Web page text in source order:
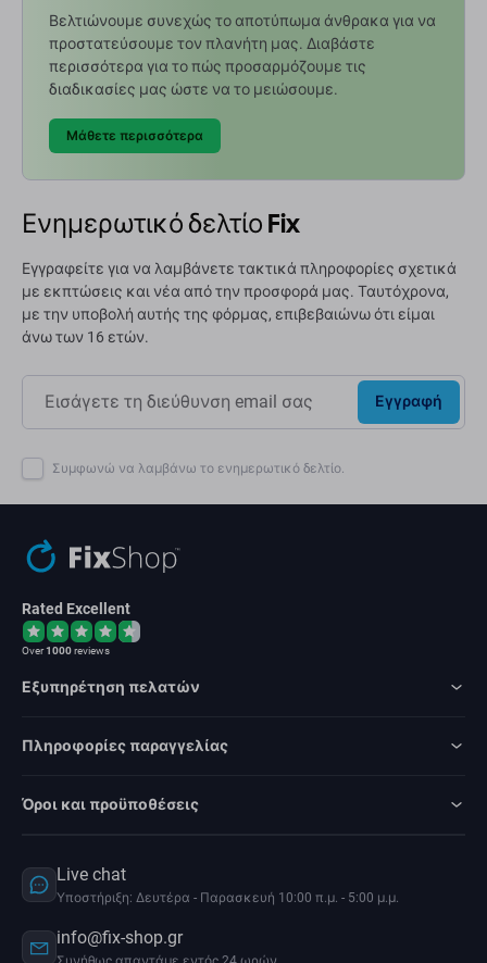
Βελτιώνουμε συνεχώς το αποτύπωμα άνθρακα για να
προστατεύσουμε τον πλανήτη μας. Διαβάστε
περισσότερα για το πώς προσαρμόζουμε τις
διαδικασίες μας ώστε να το μειώσουμε.
Μάθετε περισσότερα
Ενημερωτικό δελτίο Fix
Εγγραφείτε για να λαμβάνετε τακτικά πληροφορίες σχετικά
με εκπτώσεις και νέα από την προσφορά μας. Ταυτόχρονα,
με την υποβολή αυτής της φόρμας, επιβεβαιώνω ότι είμαι
άνω των 16 ετών.
Εγγραφή
Συμφωνώ να λαμβάνω το ενημερωτικό δελτίο.
Rated Excellent
Over1000reviews
Εξυπηρέτηση πελατών
Πληροφορίες παραγγελίας
Όροι και προϋποθέσεις
Live chat
Υποστήριξη: Δευτέρα - Παρασκευή 10:00 π.μ. - 5:00 μ.μ.
info@fix-shop.gr